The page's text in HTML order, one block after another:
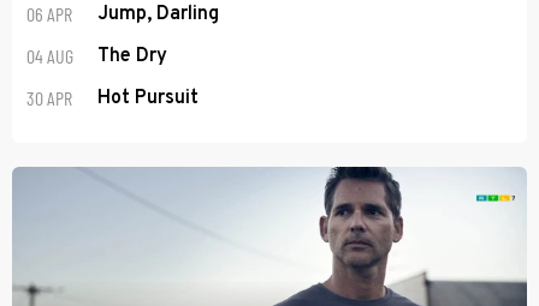
06 APR Jump, Darling
04 AUG The Dry
30 APR Hot Pursuit